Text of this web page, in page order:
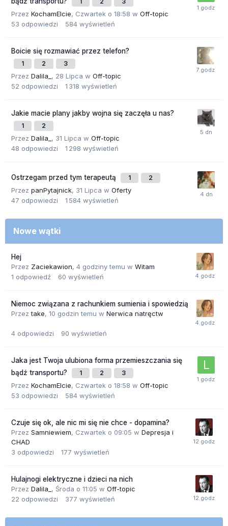
Przez KochamElcie, Czwartek o 18:58 w Off-topic
53 odpowiedzi 584 wyświetleń
Boicie się rozmawiać przez telefon?
1 2 3
Przez Dalila_ , 28 Lipca w Off-topic
52 odpowiedzi 1 318 wyświetleń
Jakie macie plany jakby wojna się zaczęła u nas?
1 2
Przez Dalila_ , 31 Lipca w Off-topic
48 odpowiedzi 1 298 wyświetleń
Ostrzegam przed tym terapeutą 1 2
Przez panPytajnick, 31 Lipca w Oferty
47 odpowiedzi 1 584 wyświetleń
Nowe wątki
Hej
Przez Zaciekawion, 4 godziny temu w Witam
1 odpowiedź 60 wyświetleń
Niemoc związana z rachunkiem sumienia i spowiedzią
Przeztake, 10 godzin temu w Nerwica natręctw
4 odpowiedzi 90 wyświetleń
Jaka jest Twoja ulubiona forma przemieszczania się
bądź transportu?
1 2 3
Przez KochamElcie, Czwartek o 18:58 w Off-topic
53 odpowiedzi 584 wyświetleń
Czuje się ok, ale nic mi się nie chce - dopamina?
Przez Samniewiem, Czwartek o 09:05 w Depresja i
CHAD
3 odpowiedzi 177 wyświetleń
Hulajnogi elektryczne i dzieci na nich
Przez Dalila_ , Środa o 11:05 w Off-topic
22 odpowiedzi 377 wyświetleń